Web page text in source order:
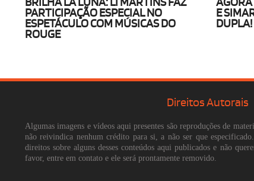
PARTICIPAÇÃO ESPECIAL NO
ESPETÁCULO COM MÚSICAS DO
ROUGE
E
DUPLA!
Direitos Autorais
Algumas imagens e vídeos aqui presentes são reproduções de
não reivindica nenhum crédito para si, a não ser que
direitos sobre alguns desses conteúdos aqui publicados e não
favor, entre em contato e ele será prontamente removido.